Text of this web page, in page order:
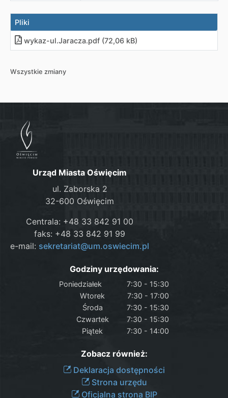
Pliki
wykaz-ul.Jaracza.pdf (72,06 kB)
Wszystkie zmiany
Urząd Miasta Oświęcim
ul. Zaborska 2
32-600 Oświęcim
Centrala: +48 33 842 91 00
faks: +48 33 842 91 99
e-mail: sekretariat@um.oswiecim.pl
Godziny urzędowania:
Poniedziałek
7:30 - 15:30
Wtorek
7:30 - 17:00
Środa
7:30 - 15:30
Czwartek
7:30 - 15:30
Piątek
7:30 - 14:00
Zobacz również:
Deklaracja dostępności
Strona urzędu
Oficjalna strona BIP